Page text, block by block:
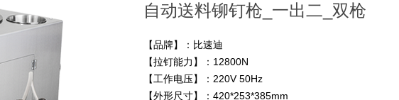
自动送料铆钉枪_一出二_双枪
【品牌】：比速迪
【拉钉能力】：12800N
【工作电压】：220V 50Hz
【外形尺寸】：420*253*385mm